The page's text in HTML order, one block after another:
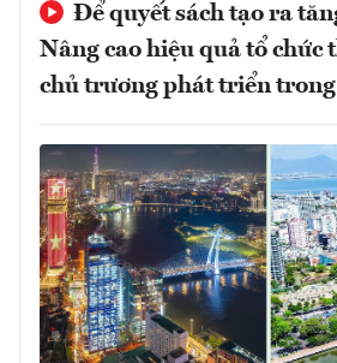
Để quyết sách tạo ra
Nâng cao hiệu quả tổ chức
chủ trương phát triển